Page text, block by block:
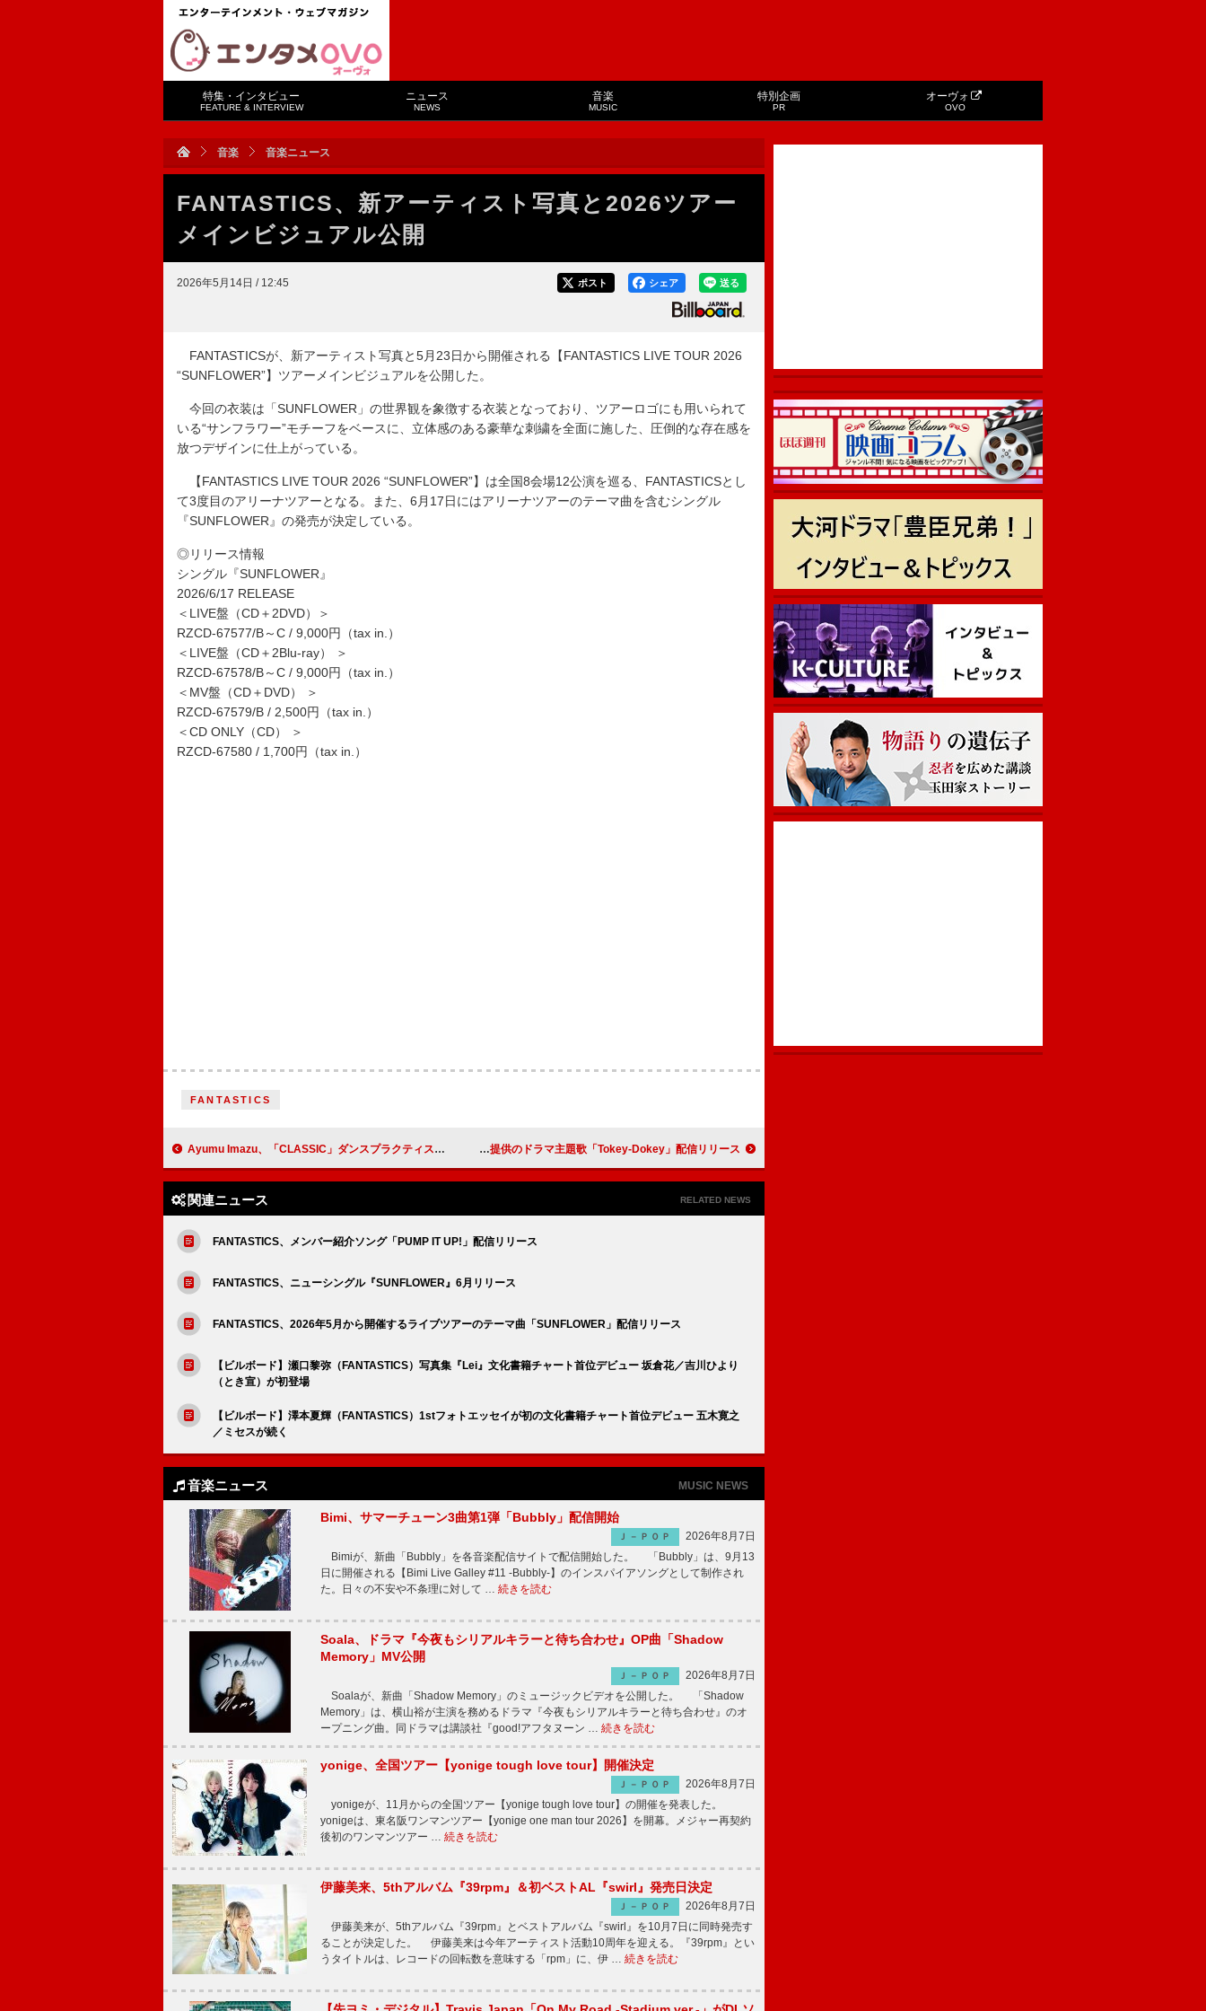
特集・インタビュー
FEATURE & INTERVIEW
ニュース
NEWS
音楽
MUSIC
特別企画
PR
オーヴォ
OVO
音楽 音楽ニュース
FANTASTICS、新アーティスト写真と2026ツアー
メインビジュアル公開
2026年5月14日 / 12:45 送る
シェア
ポスト
FANTASTICSが、新アーティスト写真と5月23日から開催される【FANTASTICS LIVE TOUR 2026
“SUNFLOWER”】ツアーメインビジュアルを公開した。
今回の衣装は「SUNFLOWER」の世界観を象徴する衣装となっており、ツアーロゴにも用いられて
いる“サンフラワー”モチーフをベースに、立体感のある豪華な刺繍を全面に施した、圧倒的な存在感を
放つデザインに仕上がっている。
【FANTASTICS LIVE TOUR 2026 “SUNFLOWER”】は全国8会場12公演を巡る、FANTASTICSとし
て3度目のアリーナツアーとなる。また、6月17日にはアリーナツアーのテーマ曲を含むシングル
『SUNFLOWER』の発売が決定している。
◎リリース情報
シングル『SUNFLOWER』
2026/6/17 RELEASE
＜LIVE盤（CD＋2DVD）＞
RZCD-67577/B～C / 9,000円（tax in.）
＜LIVE盤（CD＋2Blu-ray） ＞
RZCD-67578/B～C / 9,000円（tax in.）
＜MV盤（CD＋DVD） ＞
RZCD-67579/B / 2,500円（tax in.）
＜CD ONLY（CD） ＞
RZCD-67580 / 1,700円（tax in.）
FANTASTICS
Ayumu Imazu、「CLASSIC」ダンスプラクティス生放送が決定 hitomi、Nikoん楽曲提供のドラマ主題歌「Tokey-Dokey」配信リリース
関連ニュース RELATED NEWS
FANTASTICS、メンバー紹介ソング「PUMP IT UP!」配信リリース
FANTASTICS、ニューシングル『SUNFLOWER』6月リリース
FANTASTICS、2026年5月から開催するライブツアーのテーマ曲「SUNFLOWER」配信リリース
【ビルボード】瀬口黎弥（FANTASTICS）写真集『Lei』文化書籍チャート首位デビュー 坂倉花／吉川ひより
（とき宣）が初登場
【ビルボード】澤本夏輝（FANTASTICS）1stフォトエッセイが初の文化書籍チャート首位デビュー 五木寛之
／ミセスが続く
音楽ニュース MUSIC NEWS
Bimi、サマーチューン3曲第1弾「Bubbly」配信開始
Ｊ－ＰＯＰ
2026年8月7日
Bimiが、新曲「Bubbly」を各音楽配信サイトで配信開始した。 「Bubbly」は、9月13
日に開催される【Bimi Live Galley #11 -Bubbly-】のインスパイアソングとして制作され
た。日々の不安や不条理に対して … 続きを読む
Soala、ドラマ『今夜もシリアルキラーと待ち合わせ』OP曲「Shadow
Memory」MV公開
Ｊ－ＰＯＰ
2026年8月7日
Soalaが、新曲「Shadow Memory」のミュージックビデオを公開した。 「Shadow
Memory」は、横山裕が主演を務めるドラマ『今夜もシリアルキラーと待ち合わせ』のオ
ープニング曲。同ドラマは講談社『good!アフタヌーン … 続きを読む
yonige、全国ツアー【yonige tough love tour】開催決定
Ｊ－ＰＯＰ
2026年8月7日
yonigeが、11月からの全国ツアー【yonige tough love tour】の開催を発表した。
yonigeは、東名阪ワンマンツアー【yonige one man tour 2026】を開幕。メジャー再契約
後初のワンマンツアー … 続きを読む
伊藤美来、5thアルバム『39rpm』＆初ベストAL『swirl』発売日決定
Ｊ－ＰＯＰ
2026年8月7日
伊藤美来が、5thアルバム『39rpm』とベストアルバム『swirl』を10月7日に同時発売す
ることが決定した。 伊藤美来は今年アーティスト活動10周年を迎える。『39rpm』とい
うタイトルは、レコードの回転数を意味する「rpm」に、伊 … 続きを読む